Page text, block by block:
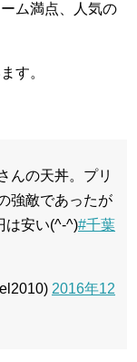
ム満点、人気の
す。
んの天丼。プリ
強敵であったが
は安い(^-^)#千葉
2016年12